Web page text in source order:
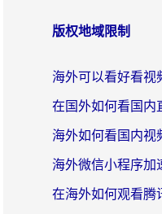
版权地域限制